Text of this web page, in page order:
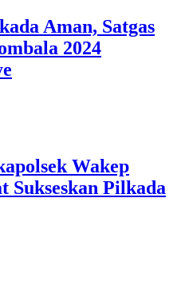
Aman, Satgas
2024
Wakep
Sukseskan Pilkada